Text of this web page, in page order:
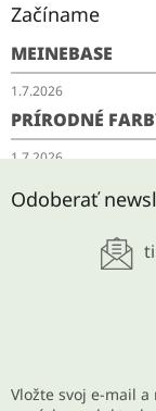
Začíname
MEINEBASE
1.7.2026
PRÍRODNÉ
1.7.2026
SCHUDNITE
Odoberať
Vložte svoj e-mail